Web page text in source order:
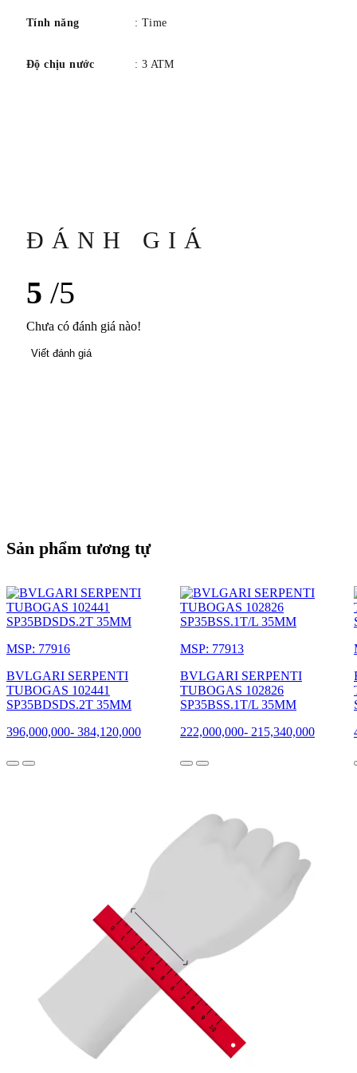
nước: 30 m. Số viên ngọc: 1. Chất liệu: Vàng hồng và thép.
Xuất xứ: Thụy Sĩ
Tính năng : Time
Độ chịu nước : 3 ATM
ĐÁNH GIÁ
5 /5
Chưa có đánh giá nào!
Viết đánh giá
Sản phẩm tương tự
MSP: 77916
BVLGARI SERPENTI
TUBOGAS 102441
SP35BDSDS.2T 35MM
396,000,000- 384,120,000
MSP: 77913
BVLGARI SERPENTI
TUBOGAS 102826
SP35BSS.1T/L 35MM
222,000,000- 215,340,000